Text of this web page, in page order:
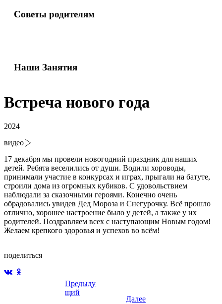
Советы родителям
Наши Занятия
Встреча нового года
2024
видео
17 декабря мы провели новогодний праздник для наших
детей. Ребята веселились от души. Водили хороводы,
принимали участие в конкурсах и играх, прыгали на батуте,
строили дома из огромных кубиков. С удовольствием
наблюдали за сказочными героями. Конечно очень
обрадовались увидев Дед Мороза и Снегурочку. Всё прошло
отлично, хорошее настроение было у детей, а также у их
родителей. Поздравляем всех с наступающим Новым годом!
Желаем крепкого здоровья и успехов во всём!
поделиться
Предыду
щий
Далее